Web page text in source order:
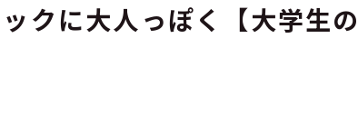
クに大人っぽく【大学生の